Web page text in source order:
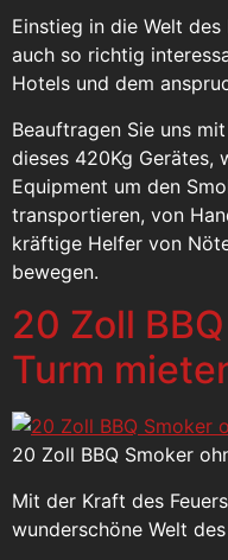
Einstieg in die Welt
auch so richtig
Hotels und dem
Beauftragen Sie uns
dieses 420Kg Gerätes,
Equipment um den
transportieren, von
kräftige Helfer von
bewegen.
20 Zoll
Turm
20 Zoll BBQ Smoker
Mit der Kraft des
wunderschöne Welt